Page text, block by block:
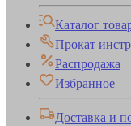
Каталог
Прокат
Распродажа
Избранное
Доставка и